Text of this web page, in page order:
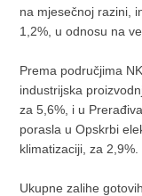
na mjesečnoj razini,
1,2%, u odnosu na
Prema područjima
industrijska
za 5,6%, i u
porasla u Opskrbi
klimatizaciji, za 2,9%.
Ukupne zalihe